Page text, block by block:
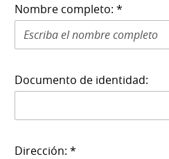
Nombre completo: *
Documento de identidad:
Dirección: *